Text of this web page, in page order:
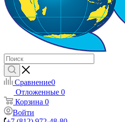
Сравнение0
Отложенные 0
Корзина 0
Войти